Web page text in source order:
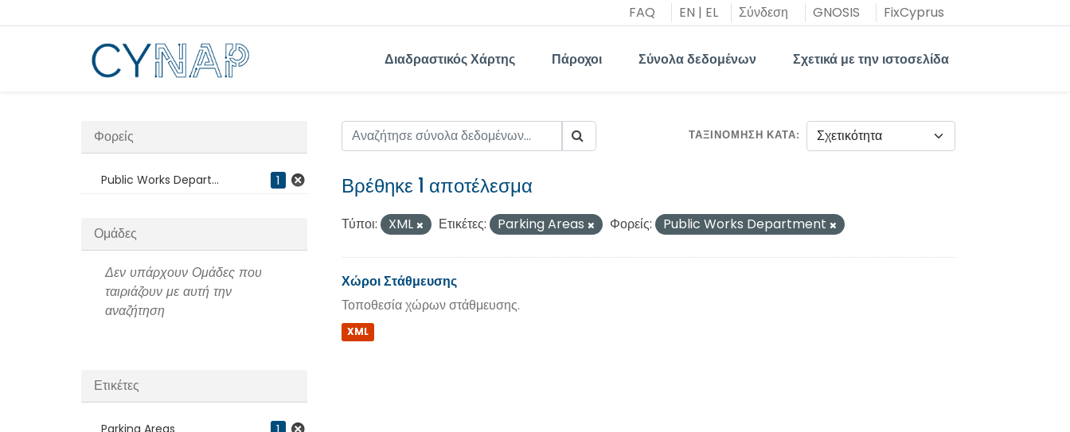
στο
FAQ EN | EL Σύνδεση GNOSIS FixCyprus
Διαδραστικός Χάρτης Πάροχοι Σύνολα δεδομένων Σχετικά με την ιστοσελίδα
Φορείς
Public Works Depart... 1
Ομάδες
Δεν υπάρχουν Ομάδες που
ταιριάζουν με αυτή την
αναζήτηση
Ετικέτες
Parking Areas
ΤΑΞΙΝΌΜΗΣΗ ΚΑΤΆ
Βρέθηκε 1 αποτέλεσμα
Τύποι: XML Ετικέτες: Parking Areas Φορείς: Public Works Department
Χώροι Στάθμευσης
Τοποθεσία χώρων στάθμευσης.
XML